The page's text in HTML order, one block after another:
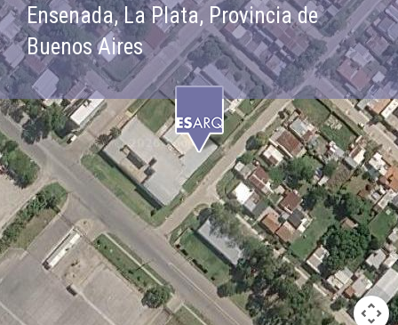
Ensenada, La Plata, Provincia de
Buenos Aires